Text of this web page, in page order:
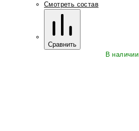
Смотреть состав
Сравнить
В наличии